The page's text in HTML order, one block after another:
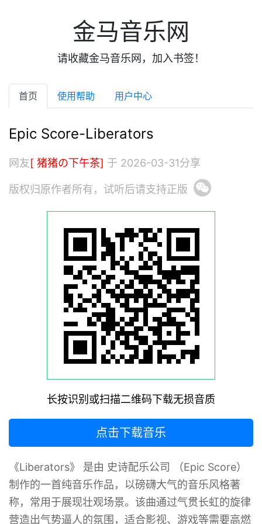
金马音乐网
请收藏金马音乐网，加入书签！
首页 使用帮助 用户中心
Epic Score-Liberators
网友[ 猪猪の下午茶] 于 2026-03-31分享
版权归原作者所有，试听后请支持正版
长按识别或扫描二维码下载无损音质
点击下载音乐
《Liberators》 是由 史诗配乐公司 （Epic Score）
制作的一首纯音乐作品，以磅礴大气的音乐风格著
称，常用于展现壮观场景。该曲通过气贯长虹的旋律
营造出气势逼人的氛围，适合影视、游戏等需要高燃